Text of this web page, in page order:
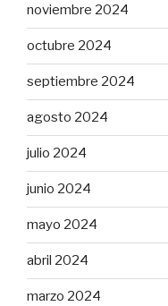
noviembre 2024
octubre 2024
septiembre 2024
agosto 2024
julio 2024
junio 2024
mayo 2024
abril 2024
marzo 2024